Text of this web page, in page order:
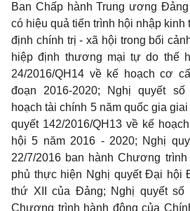
Ban Chấp hành Trung ương
có hiệu quả tiến trình hội nhập
định chính trị - xã hội trong bối
hiệp định thương mại tự do thế
24/2016/QH14 về kế hoạch cơ
đoạn 2016-2020; Nghị quyết số
hoạch tài chính 5 năm quốc gia
quyết 142/2016/QH13 về kế
hội 5 năm 2016 - 2020; Nghị
22/7/2016 ban hành Chương
phủ thực hiện Nghị quyết Đại hội
thứ XII của Đảng; Nghị quyết số
Chương trình hành động của